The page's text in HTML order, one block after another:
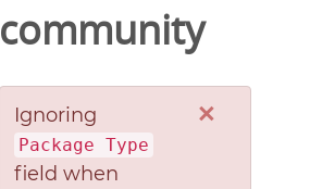
community
×
Ignoring
Package Type
field when